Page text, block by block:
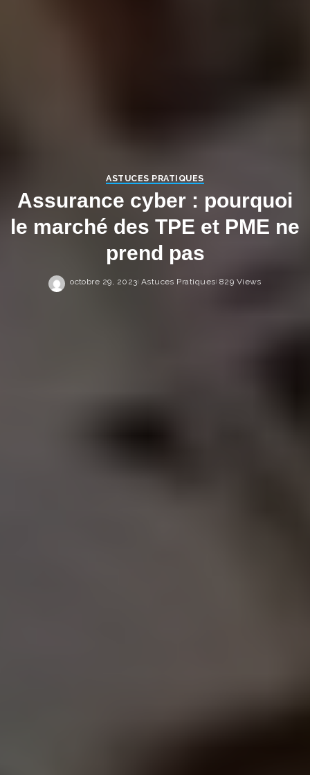
ASTUCES PRATIQUES
Assurance cyber : pourquoi
le marché des TPE et PME ne
prend pas
octobre 29, 2023 Astuces Pratiques 829 Views